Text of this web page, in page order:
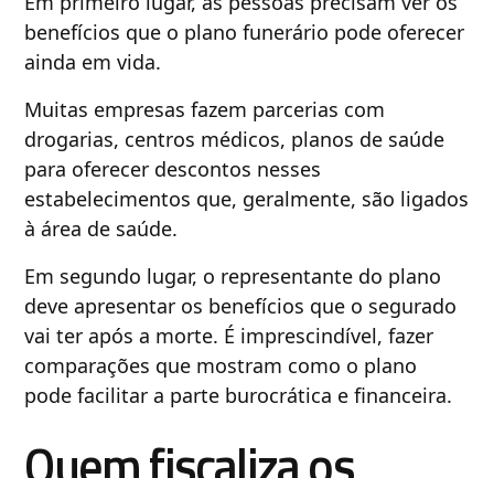
benefícios que o plano funerário pode oferecer
ainda em vida.
Muitas empresas fazem parcerias com
drogarias, centros médicos, planos de saúde
para oferecer descontos nesses
estabelecimentos que, geralmente, são ligados
à área de saúde.
Em segundo lugar, o representante do plano
deve apresentar os benefícios que o segurado
vai ter após a morte. É imprescindível, fazer
comparações que mostram como o plano
pode facilitar a parte burocrática e financeira.